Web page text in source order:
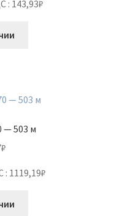
: 143,93₽
— 503 м
₽
1119,19₽